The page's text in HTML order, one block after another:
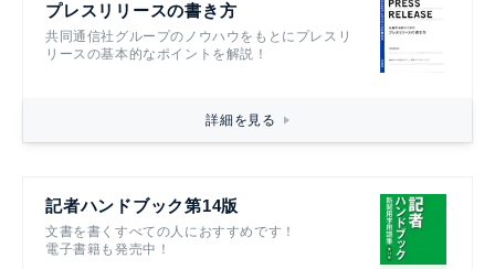
プレスリリースの書き方
共同通信社グループのノウハウをもとにプレスリ
リースの基本的なポイントを解説！
詳細を見る
記者ハンドブック第14版
文書を書くすべての人におすすめです！
電子書籍も発売中！